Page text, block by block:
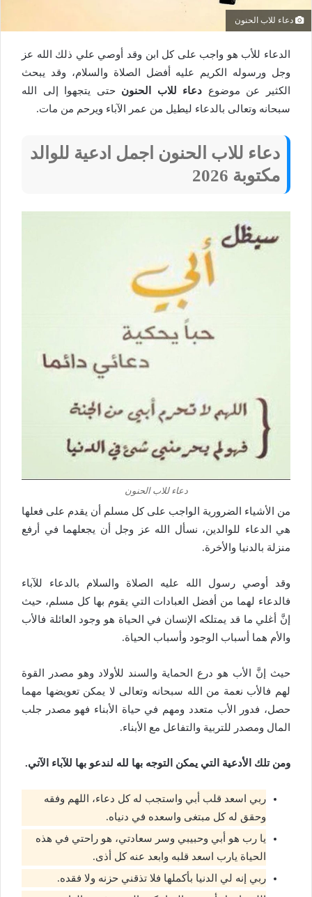
دعاء للاب الحنون
الدعاء للأب هو واجب على كل ابن وقد أوصي علي ذلك الله عز
وجل ورسوله الكريم عليه أفضل الصلاة والسلام، وقد يبحث
الكثير عن موضوع دعاء للاب الحنون حتى يتجهوا إلى الله
سبحانه وتعالى بالدعاء ليطيل من عمر الآباء ويرحم من مات.
دعاء للاب الحنون اجمل ادعية للوالد
مكتوبة 2026
دعاء للاب الحنون
من الأشياء الضرورية الواجب على كل مسلم أن يقدم على فعلها
هي الدعاء للوالدين، نسأل الله عز وجل أن يجعلهما في أرفع
منزلة بالدنيا والأخرة.
وقد أوصي رسول الله عليه الصلاة والسلام بالدعاء للآباء
فالدعاء لهما من أفضل العبادات التي يقوم بها كل مسلم، حيث
إنَّ أغلي ما قد يمتلكه الإنسان في الحياة هو وجود العائلة فالأب
والأم هما أسباب الوجود وأسباب الحياة.
حيث إنَّ الأب هو درع الحماية والسند للأولاد وهو مصدر القوة
لهم فالأب نعمة من الله سبحانه وتعالى لا يمكن تعويضها مهما
حصل، فدور الأب متعدد ومهم في حياة الأبناء فهو مصدر جلب
المال ومصدر للتربية والتفاعل مع الأبناء.
ومن تلك الأدعية التي يمكن التوجه بها لله لندعو بها للآباء الآتي.
ربي اسعد قلب أبي واستجب له كل دعاء، اللهم وفقه
وحقق له كل مبتغى واسعده في دنياه.
يا رب هو أبي وحبيبي وسر سعادتي، هو راحتي في هذه
الحياة يارب اسعد قلبه وابعد عنه كل أذى.
ربي إنه لي الدنيا بأكملها فلا تذقني حزنه ولا فقده.